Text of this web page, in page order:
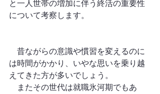
と一人世帯の増加に伴う終活の重要性
について考察します。
昔ながらの意識や慣習を変えるのに
は時間がかかり、いやな思いを乗り越
えてきた方が多いでしょう。
またその世代は就職氷河期でもあ